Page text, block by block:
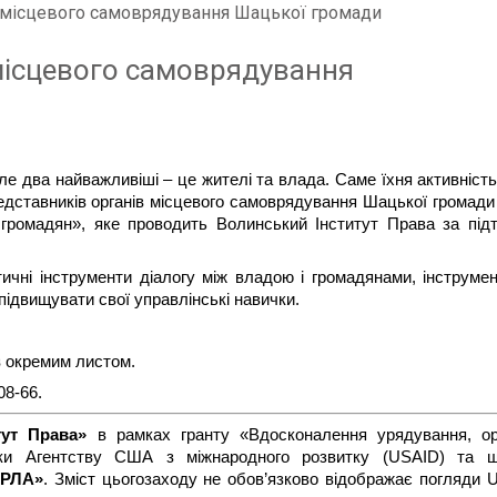
самоврядування Шацької громади
самоврядування
два найважливіші – це жителі та влада. Саме їхня
органів місцевого самоврядування Шацької
яке проводить Волинський Інститут Права за
інструменти діалогу між владою і громадянами,
свої управлінські навички.
окремим листом.
66.
Права» в рамках гранту «Вдосконалення урядування,
Агентству США з міжнародного розвитку (USAID) та
. Зміст цьогозаходу не обов’язково відображає погляди